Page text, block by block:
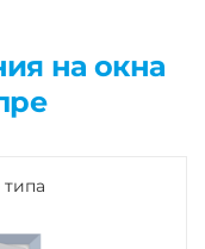
на окна